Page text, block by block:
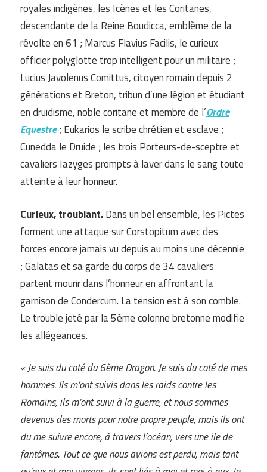
royales indigènes, les Icènes et les Coritanes,
descendante de la Reine Boudicca, emblème de la
révolte en 61 ; Marcus Flavius Facilis, le curieux
officier polyglotte trop intelligent pour un militaire ;
Lucius Javolenus Comittus, citoyen romain depuis 2
générations et Breton, tribun d’une légion et étudiant
en druidisme, noble coritane et membre de l’Ordre
Equestre; Eukarios le scribe chrétien et esclave ;
Cunedda le Druide ; les trois Porteurs-de-sceptre et
cavaliers Iazyges prompts à laver dans le sang toute
atteinte à leur honneur.
Curieux, troublant.Dans un bel ensemble, les Pictes
forment une attaque sur Corstopitum avec des
forces encore jamais vu depuis au moins une décennie
; Galatas et sa garde du corps de 34 cavaliers
partent mourir dans l’honneur en affrontant la
garnison de Condercum. La tension est à son comble.
Le trouble jeté par la 5ème colonne bretonne modifie
les allégeances.
« Je suis du coté du 6ème Dragon. Je suis du coté de mes
hommes. Ils m’ont suivis dans les raids contre les
Romains, ils m’ont suivi à la guerre, et nous sommes
devenus des morts pour notre propre peuple, mais ils ont
du me suivre encore, à travers l’océan, vers une ile de
fantômes. Tout ce que nous avions est perdu, mais tant